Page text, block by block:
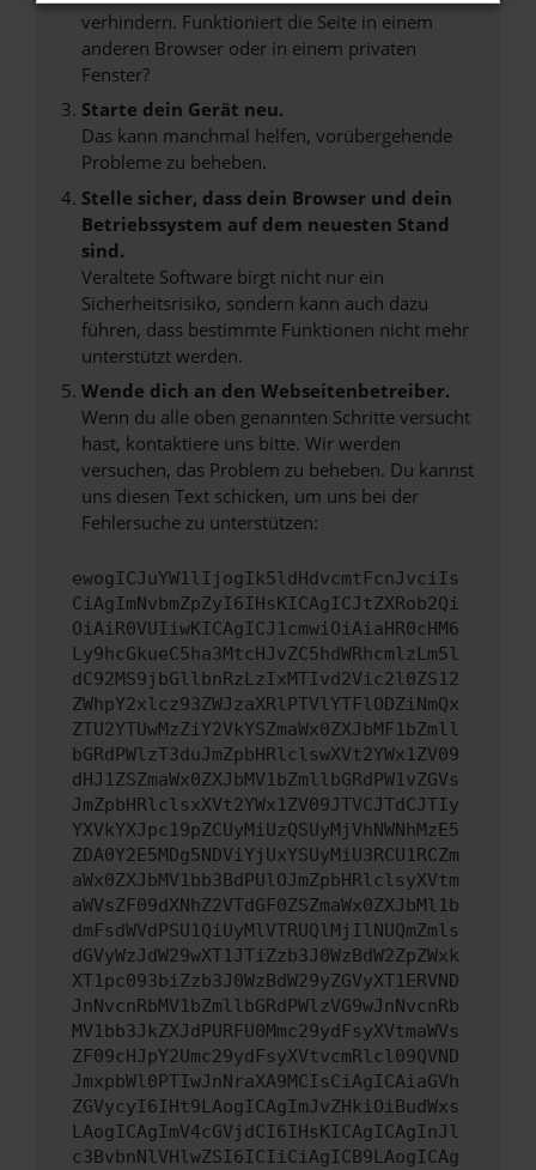
verhindern. Funktioniert die Seite in einem
anderen Browser oder in einem privaten
Fenster?
Starte dein Gerät neu.
Das kann manchmal helfen, vorübergehende
Probleme zu beheben.
Stelle sicher, dass dein Browser und dein
Betriebssystem auf dem neuesten Stand
sind.
Veraltete Software birgt nicht nur ein
Sicherheitsrisiko, sondern kann auch dazu
führen, dass bestimmte Funktionen nicht mehr
unterstützt werden.
Wende dich an den Webseitenbetreiber.
Wenn du alle oben genannten Schritte versucht
hast, kontaktiere uns bitte. Wir werden
versuchen, das Problem zu beheben. Du kannst
uns diesen Text schicken, um uns bei der
Fehlersuche zu unterstützen:
ewogICJuYW1lIjogIk5ldHdvcmtFcnJvciIs
CiAgImNvbmZpZyI6IHsKICAgICJtZXRob2Qi
OiAiR0VUIiwKICAgICJ1cmwiOiAiaHR0cHM6
Ly9hcGkueC5ha3MtcHJvZC5hdWRhcmlzLm5l
dC92MS9jbGllbnRzLzIxMTIvd2Vic2l0ZS12
ZWhpY2xlcz93ZWJzaXRlPTVlYTFlODZiNmQx
ZTU2YTUwMzZiY2VkYSZmaWx0ZXJbMF1bZmll
bGRdPWlzT3duJmZpbHRlclswXVt2YWx1ZV09
dHJ1ZSZmaWx0ZXJbMV1bZmllbGRdPW1vZGVs
JmZpbHRlclsxXVt2YWx1ZV09JTVCJTdCJTIy
YXVkYXJpc19pZCUyMiUzQSUyMjVhNWNhMzE5
ZDA0Y2E5MDg5NDViYjUxYSUyMiU3RCU1RCZm
aWx0ZXJbMV1bb3BdPUlOJmZpbHRlclsyXVtm
aWVsZF09dXNhZ2VTdGF0ZSZmaWx0ZXJbMl1b
dmFsdWVdPSU1QiUyMlVTRUQlMjIlNUQmZmls
dGVyWzJdW29wXT1JTiZzb3J0WzBdW2ZpZWxk
XT1pc093biZzb3J0WzBdW29yZGVyXT1ERVND
JnNvcnRbMV1bZmllbGRdPWlzVG9wJnNvcnRb
MV1bb3JkZXJdPURFU0Mmc29ydFsyXVtmaWVs
ZF09cHJpY2Umc29ydFsyXVtvcmRlcl09QVND
JmxpbWl0PTIwJnNraXA9MCIsCiAgICAiaGVh
ZGVycyI6IHt9LAogICAgImJvZHkiOiBudWxs
LAogICAgImV4cGVjdCI6IHsKICAgICAgInJl
c3BvbnNlVHlwZSI6ICIiCiAgICB9LAogICAg